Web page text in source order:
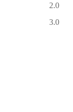
2.0
3.0